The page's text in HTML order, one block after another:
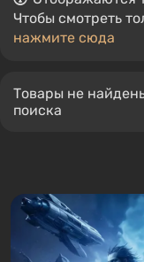
Чтобы смотреть
нажмите сюда
Товары не
поиска